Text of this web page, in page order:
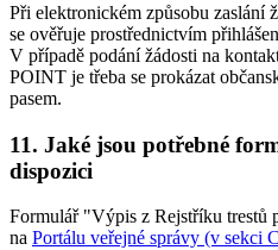
Při elektronickém způsobu zaslání
se ověřuje prostřednictvím
V případě podání žádosti na
POINT je třeba se prokázat
pasem.
11. Jaké jsou potřebné
dispozici
Formulář "Výpis z Rejstříku trestů
na Portálu veřejné správy (v sekci